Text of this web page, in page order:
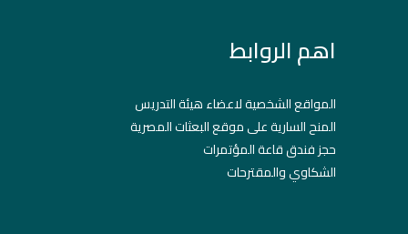
اهم الروابط
المواقع الشخصية لاعضاء هيئة التدريس
المنح السارية على موقع البعثات المصرية
حجز فندق قاعة المؤتمرات
الشكاوي والمقترحات